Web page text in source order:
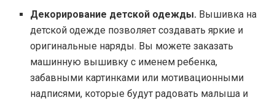
Декорирование детской одежды. Вышивка на
детской одежде позволяет создавать яркие и
оригинальные наряды. Вы можете заказать
машинную вышивку с именем ребенка,
забавными картинками или мотивационными
надписями, которые будут радовать малыша и